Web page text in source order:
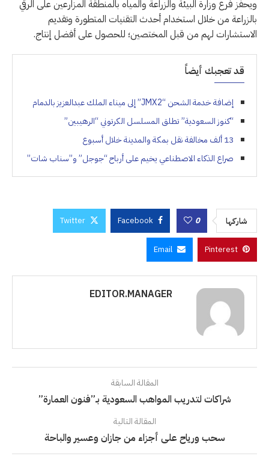
ويحفز فرع وزارة البيئة والزراعة والمياه بالمنطقة المزارعين على الرقي
بالزراعة من خلال استخدام أحدث التقنيات المتطورة وتقديم
الاستشارات لهم من قبل المختصين؛ للحصول على أفضل إنتاج.
قد تعجبك أيضاً
إضافة خدمة الشحن “JMX2” إلى ميناء الملك عبدالعزيز بالدمام
“كنوز السعودية” تطلق المسلسل الكرتوني “الرهيبين”
13 ألف مخالفة نقل بمكة والمدينة خلال أسبوع
صراع الذكاء الاصطناعي يخيم على أرباح “جوجل” و”سناب شات”
شاركها 0
Facebook
Twitter
Pinterest
Email
EDITOR.MANAGER
المقالة السابقة
شراكات لتدريب المواهب السعودية بـ”فنون العمارة”
المقالة التالية
سحب ورياح على أجزاء من جازان وعسير والباحة